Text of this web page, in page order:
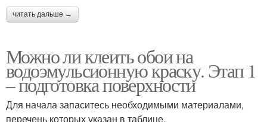
читать дальше →
Можно ли клеить обои на
водоэмульсионную краску. Этап 1
– подготовка поверхности
Для начала запаситесь необходимыми материалами,
перечень которых указан в таблице.